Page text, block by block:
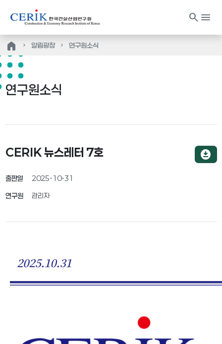
search menu
home 알림광장 연구원소식
연구원소식
CERIK 뉴스레터 7호
출판일 2025-10-31
연구원 관리자
download_for_offline